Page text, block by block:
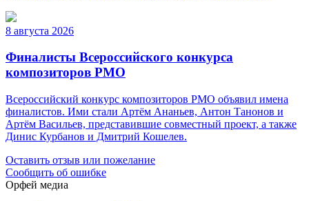
8 августа 2026
Финалисты Всероссийского конкурса
композиторов РМО
Всероссийский конкурс композиторов РМО объявил имена
финалистов. Ими стали Артём Ананьев, Антон Танонов и
Артём Васильев, представившие совместный проект, а также
Динис Курбанов и Дмитрий Кошелев.
Оставить отзыв или пожелание
Сообщить об ошибке
Орфей медиа